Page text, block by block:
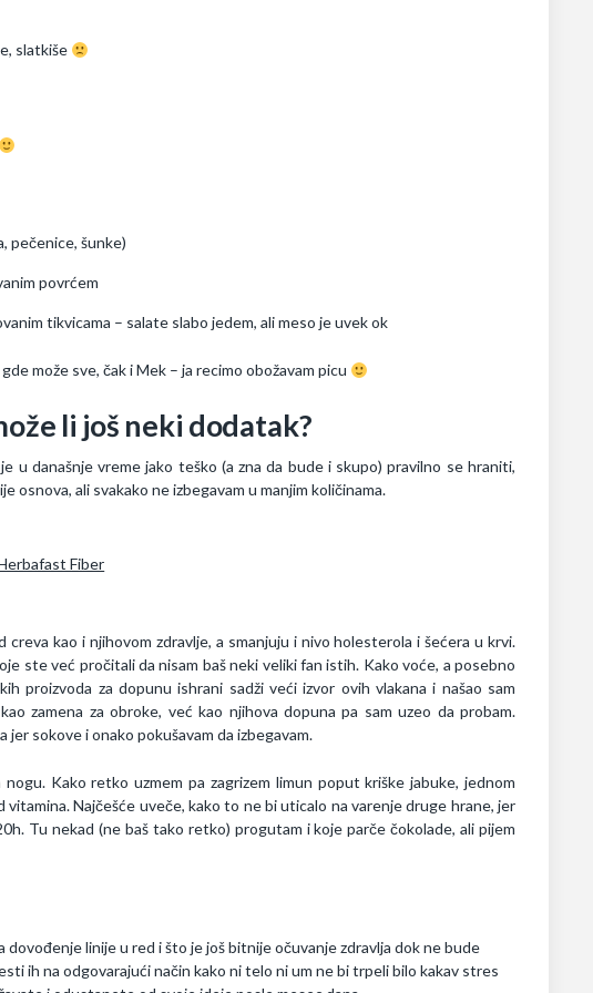
slatkiše
pečenice, šunke)
povrćem
tikvicama – salate slabo jedem, ali meso je uvek ok
može sve, čak i Mek – ja recimo obožavam picu
li još neki dodatak?
u današnje vreme jako teško (a zna da bude i skupo) pravilno se hraniti,
osnova, ali svakako ne izbegavam u manjim količinama.
creva kao i njihovom zdravlje, a smanjuju i nivo holesterola i šećera u krvi.
ste već pročitali da nisam baš neki veliki fan istih. Kako voće, a posebno
proizvoda za dopunu ishrani sadži veći izvor ovih vlakana i našao sam
zamena za obroke, već kao njihova dopuna pa sam uzeo da probam.
sokove i onako pokušavam da izbegavam.
Kako retko uzmem pa zagrizem limun poput kriške jabuke, jednom
Najčešće uveče, kako to ne bi uticalo na varenje druge hrane, jer
Tu nekad (ne baš tako retko) progutam i koje parče čokolade, ali pijem
dovođenje linije u red i što je još bitnije očuvanje zdravlja dok ne bude
ih na odgovarajući način kako ni telo ni um ne bi trpeli bilo kakav stres